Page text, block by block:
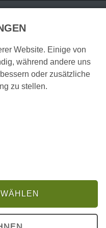
P0150AO00059
Website. Einige von
während andere uns
oder zusätzliche
zu stellen.